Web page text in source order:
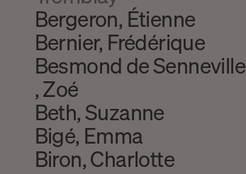
Bergeron, Étienne
Bernier, Frédérique
Besmond de Senneville
, Zoé
Beth, Suzanne
Bigé, Emma
Biron, Charlotte